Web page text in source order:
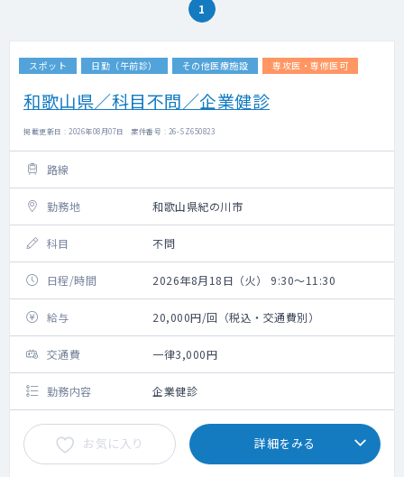
1
スポット 日勤（午前診） その他医療施設 専攻医・専修医可
和歌山県／科目不問／企業健診
掲載更新日 : 2026年08月07日 案件番号 : 26-SZ650823
路線
勤務地 和歌山県紀の川市
科目 不問
日程/時間 2026年8月18日（火） 9:30～11:30
給与 20,000円/回（税込・交通費別）
交通費 一律3,000円
勤務内容 企業健診
お気に入り 詳細をみる